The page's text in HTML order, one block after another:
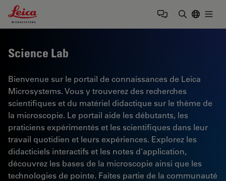
Leica Microsystems Logo
Science Lab
Bienvenue sur le portail de connaissances de Leica
Microsystems. Vous y trouverez des recherches
scientifiques et du matériel didactique sur le thème de
la microscopie. Le portail aide les débutants, les
praticiens expérimentés et les scientifiques dans leur
travail quotidien et leurs expériences. Explorez les
didacticiels interactifs et les notes d'application,
découvrez les bases de la microscopie ainsi que les
technologies de pointe. Faites partie de la communauté